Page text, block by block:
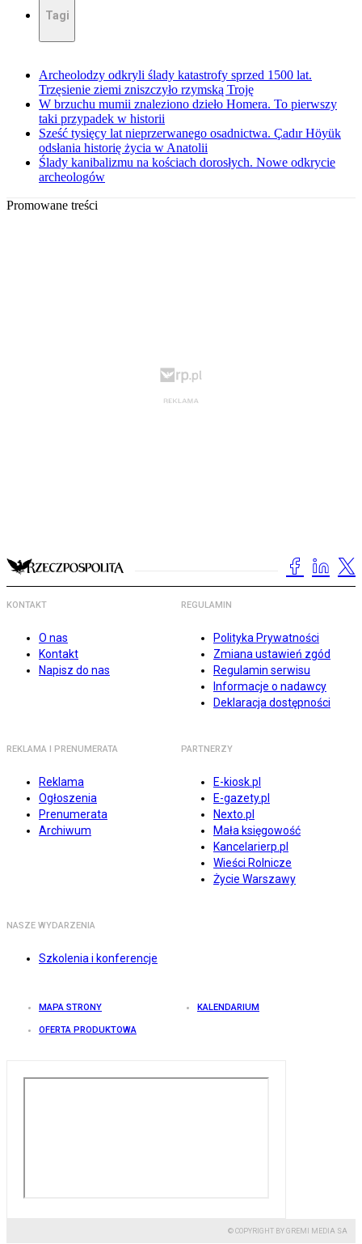
Tagi
Archeolodzy odkryli ślady katastrofy sprzed 1500 lat.
Trzęsienie ziemi zniszczyło rzymską Troję
W brzuchu mumii znaleziono dzieło Homera. To pierwszy
taki przypadek w historii
Sześć tysięcy lat nieprzerwanego osadnictwa. Çadır Höyük
odsłania historię życia w Anatolii
Ślady kanibalizmu na kościach dorosłych. Nowe odkrycie
archeologów
Promowane treści
KONTAKT
O nas
Kontakt
Napisz do nas
REGULAMIN
Polityka Prywatności
Zmiana ustawień zgód
Regulamin serwisu
Informacje o nadawcy
Deklaracja dostępności
REKLAMA I PRENUMERATA
Reklama
Ogłoszenia
Prenumerata
Archiwum
PARTNERZY
E-kiosk.pl
E-gazety.pl
Nexto.pl
Mała księgowość
Kancelarierp.pl
Wieści Rolnicze
Życie Warszawy
NASZE WYDARZENIA
Szkolenia i konferencje
MAPA STRONY KALENDARIUM
OFERTA PRODUKTOWA
© COPYRIGHT BY GREMI MEDIA SA